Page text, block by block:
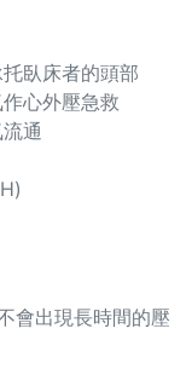
臥床者的頭部
心外壓急救
通
會出現長時間的壓